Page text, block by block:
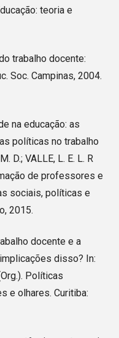
teoria e
trabalho docente:
Soc. Campinas, 2004.
na educação: as
políticas no trabalho
D.; VALLE, L. E. L. R
de professores e
sociais, políticas e
2015.
docente e a
disso? In:
Políticas
e olhares. Curitiba: